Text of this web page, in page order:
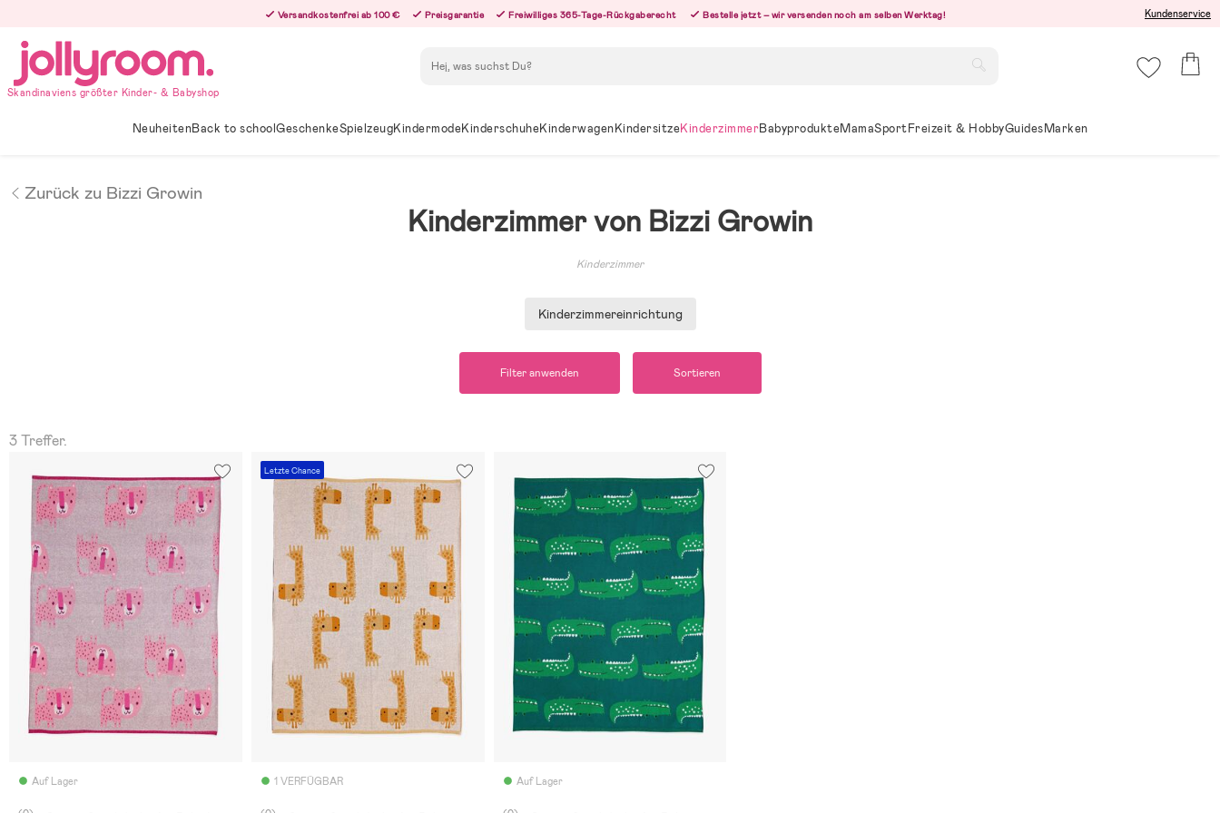
innehållet
Versandkostenfrei ab 100 € Preisgarantie Freiwilliges 365-Tage-Rückgaberecht Bestelle jetzt – wir versenden noch am selben Werktag! Kundenservice
Skandinaviens größter Kinder- & Babyshop
NeuheitenBack to schoolGeschenkeSpielzeugKindermodeKinderschuheKinderwagenKindersitzeKinderzimmerBabyprodukteMamaSportFreizeit & HobbyGuidesMarken
Zurück zu Bizzi Growin
Kinderzimmer von Bizzi Growin
Kinderzimmer
Kinderzimmereinrichtung
Filter anwenden Sortieren
3 Treffer.
Auf Lager
Letzte Chance
1 VERFÜGBAR Auf Lager